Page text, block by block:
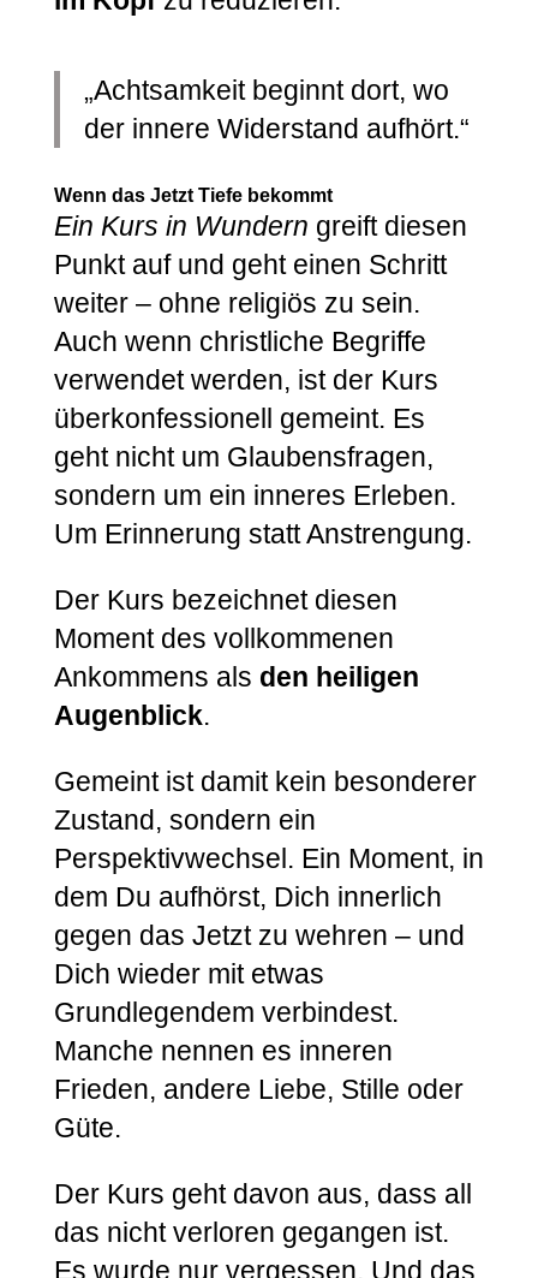
„Achtsamkeit beginnt dort, wo
der innere Widerstand aufhört.“
Wenn das Jetzt Tiefe bekommt
Ein Kurs in Wundern greift diesen
Punkt auf und geht einen Schritt
weiter – ohne religiös zu sein.
Auch wenn christliche Begriffe
verwendet werden, ist der Kurs
überkonfessionell gemeint. Es
geht nicht um Glaubensfragen,
sondern um ein inneres Erleben.
Um Erinnerung statt Anstrengung.
Der Kurs bezeichnet diesen
Moment des vollkommenen
Ankommens als den heiligen
Augenblick.
Gemeint ist damit kein besonderer
Zustand, sondern ein
Perspektivwechsel. Ein Moment, in
dem Du aufhörst, Dich innerlich
gegen das Jetzt zu wehren – und
Dich wieder mit etwas
Grundlegendem verbindest.
Manche nennen es inneren
Frieden, andere Liebe, Stille oder
Güte.
Der Kurs geht davon aus, dass all
das nicht verloren gegangen ist.
Es wurde nur vergessen. Und das